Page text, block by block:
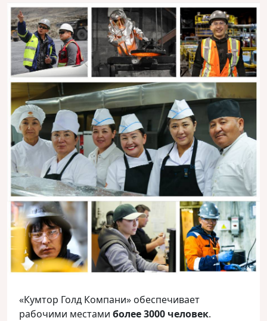
«Кумтор Голд Компани» обеспечивает
рабочими местами более 3000 человек.